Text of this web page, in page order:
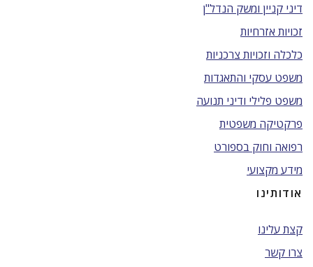
דיני קניין ומשק הנדל"ן
זכויות אזרחיות
כלכלה וזכויות צרכניות
משפט עסקי והתאגדות
משפט פלילי ודיני תנועה
פרקטיקה משפטית
רפואה וחוק בספורט
מידע מקצועי
אודותינו
קצת עלינו
צרו קשר